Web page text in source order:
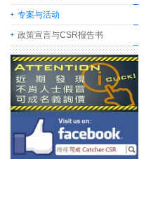
专案与活动
政策宣言与CSR报告书